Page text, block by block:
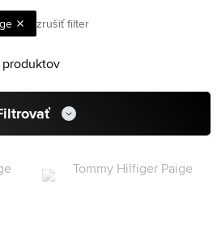
zrušiť filter